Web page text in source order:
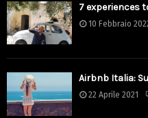
7 experiences
10 Febbraio
Airbnb Italia:
22 Aprile 2021